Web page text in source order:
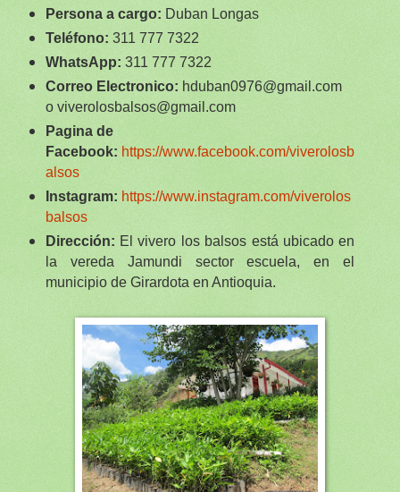
Persona a cargo: Duban Longas
Teléfono: 311 777 7322
WhatsApp: 311 777 7322
Correo Electronico: hduban0976@gmail.com
o viverolosbalsos@gmail.com
Pagina de
Facebook: https://www.facebook.com/viverolosb
alsos
Instagram: https://www.instagram.com/viverolos
balsos
Dirección: El vivero los balsos está ubicado en
la vereda Jamundi sector escuela, en el
municipio de Girardota en Antioquia.